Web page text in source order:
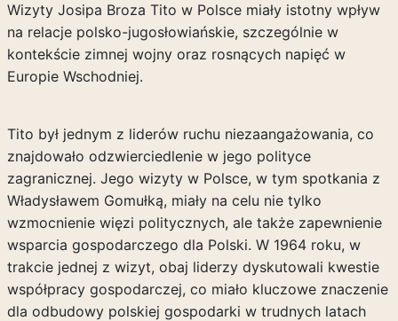
Wizyty Josipa Broza Tito w Polsce miały istotny wpływ
na relacje polsko-jugosłowiańskie, szczególnie w
kontekście zimnej wojny oraz rosnących napięć w
Europie Wschodniej.
Tito był jednym z liderów ruchu niezaangażowania, co
znajdowało odzwierciedlenie w jego polityce
zagranicznej. Jego wizyty w Polsce, w tym spotkania z
Władysławem Gomułką, miały na celu nie tylko
wzmocnienie więzi politycznych, ale także zapewnienie
wsparcia gospodarczego dla Polski. W 1964 roku, w
trakcie jednej z wizyt, obaj liderzy dyskutowali kwestie
współpracy gospodarczej, co miało kluczowe znaczenie
dla odbudowy polskiej gospodarki w trudnych latach